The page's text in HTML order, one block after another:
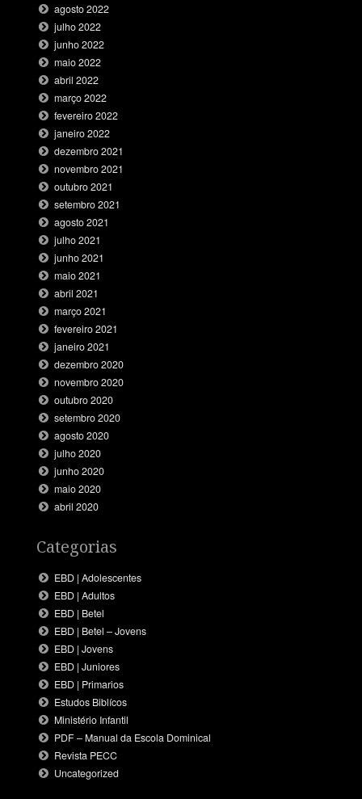
agosto 2022
julho 2022
junho 2022
maio 2022
abril 2022
março 2022
fevereiro 2022
janeiro 2022
dezembro 2021
novembro 2021
outubro 2021
setembro 2021
agosto 2021
julho 2021
junho 2021
maio 2021
abril 2021
março 2021
fevereiro 2021
janeiro 2021
dezembro 2020
novembro 2020
outubro 2020
setembro 2020
agosto 2020
julho 2020
junho 2020
maio 2020
abril 2020
Categorias
EBD | Adolescentes
EBD | Adultos
EBD | Betel
EBD | Betel – Jovens
EBD | Jovens
EBD | Juniores
EBD | Primarios
Estudos Biblícos
Ministério Infantil
PDF – Manual da Escola Dominical
Revista PECC
Uncategorized